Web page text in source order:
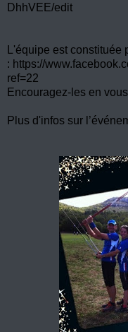
DhhVEE/edit
L'équipe est
: https://
ref=22
Encouragez-les en
Plus d'infos sur